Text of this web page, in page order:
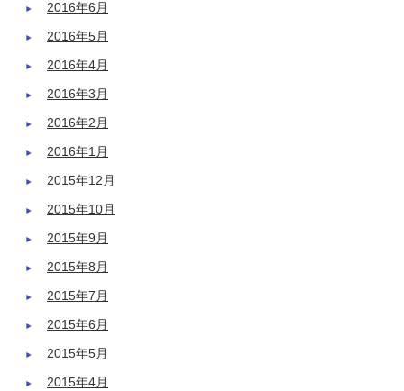
2016年6月
2016年5月
2016年4月
2016年3月
2016年2月
2016年1月
2015年12月
2015年10月
2015年9月
2015年8月
2015年7月
2015年6月
2015年5月
2015年4月